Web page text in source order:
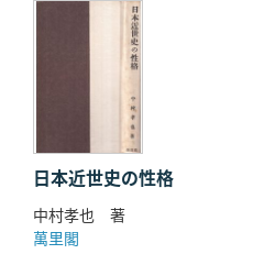
日本近世史の性格
中村孝也 著
萬里閣